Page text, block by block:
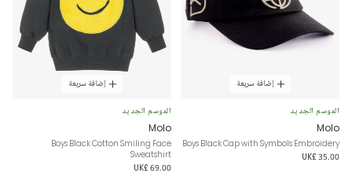
إضافة سريعة
الموسم الجديد
Molo
Boys Black Cap with Symbols Embroidery
UK£ 35.00
إضافة سريعة
الموسم الجديد
Molo
Boys Black Cotton Smiling Face
Sweatshirt
UK£ 69.00